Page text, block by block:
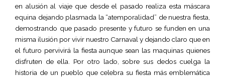
en alusión al viaje que desde el pasado realiza esta máscara
equina dejando plasmada la “atemporalidad” de nuestra fiesta,
demostrando que pasado presente y futuro se funden en una
misma ilusión por vivir nuestro Carnaval y dejando claro que en
el futuro pervivirá la fiesta aunque sean las maquinas quienes
disfruten de ella. Por otro lado, sobre sus dedos cuelga la
historia de un pueblo que celebra su fiesta más emblemática